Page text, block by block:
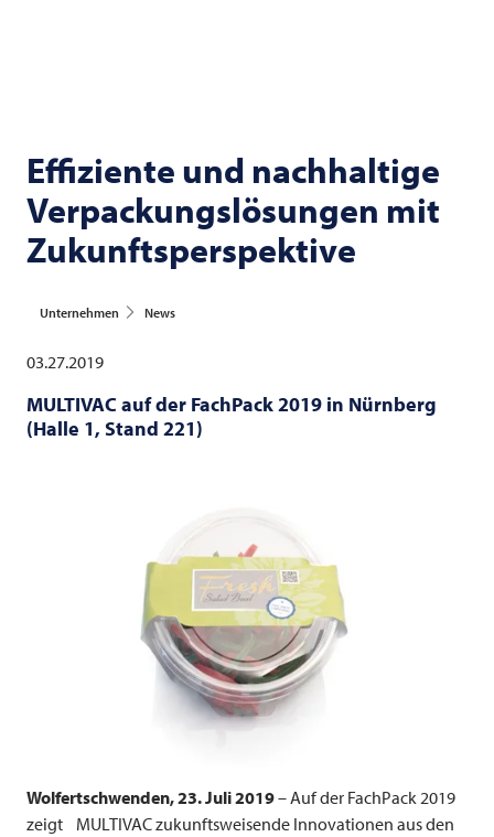
Effiziente und nachhaltige
Verpackungslösungen mit
Zukunftsperspektive
Unternehmen News
03.27.2019
MULTIVAC auf der FachPack 2019 in Nürnberg
(Halle 1, Stand 221)
Wolfertschwenden, 23. Juli 2019– Auf der FachPack 2019
zeigt MULTIVACzukunftsweisende Innovationen aus den